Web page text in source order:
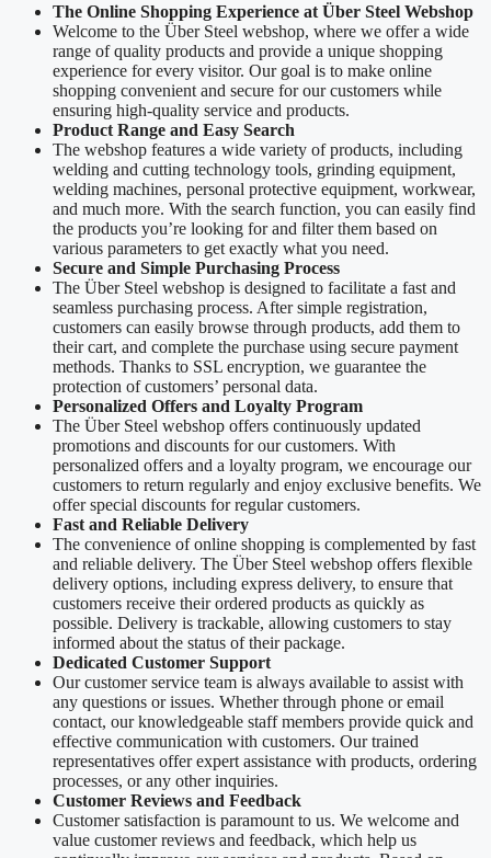
The Online Shopping Experience at Über Steel Webshop
Welcome to the Über Steel webshop, where we offer a wide
range of quality products and provide a unique shopping
experience for every visitor. Our goal is to make online
shopping convenient and secure for our customers while
ensuring high-quality service and products.
Product Range and Easy Search
The webshop features a wide variety of products, including
welding and cutting technology tools, grinding equipment,
welding machines, personal protective equipment, workwear,
and much more. With the search function, you can easily find
the products you’re looking for and filter them based on
various parameters to get exactly what you need.
Secure and Simple Purchasing Process
The Über Steel webshop is designed to facilitate a fast and
seamless purchasing process. After simple registration,
customers can easily browse through products, add them to
their cart, and complete the purchase using secure payment
methods. Thanks to SSL encryption, we guarantee the
protection of customers’ personal data.
Personalized Offers and Loyalty Program
The Über Steel webshop offers continuously updated
promotions and discounts for our customers. With
personalized offers and a loyalty program, we encourage our
customers to return regularly and enjoy exclusive benefits. We
offer special discounts for regular customers.
Fast and Reliable Delivery
The convenience of online shopping is complemented by fast
and reliable delivery. The Über Steel webshop offers flexible
delivery options, including express delivery, to ensure that
customers receive their ordered products as quickly as
possible. Delivery is trackable, allowing customers to stay
informed about the status of their package.
Dedicated Customer Support
Our customer service team is always available to assist with
any questions or issues. Whether through phone or email
contact, our knowledgeable staff members provide quick and
effective communication with customers. Our trained
representatives offer expert assistance with products, ordering
processes, or any other inquiries.
Customer Reviews and Feedback
Customer satisfaction is paramount to us. We welcome and
value customer reviews and feedback, which help us